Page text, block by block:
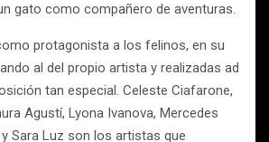
gato como compañero de aventuras.
protagonista a los felinos, en su
al del propio artista y realizadas ad
tan especial. Celeste Ciafarone,
Agustí, Lyona Ivanova, Mercedes
Sara Luz son los artistas que